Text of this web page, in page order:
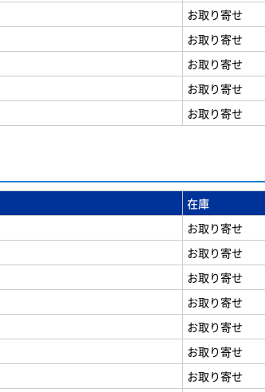
お取り寄せ
お取り寄せ
お取り寄せ
お取り寄せ
お取り寄せ
在庫
お取り寄せ
お取り寄せ
お取り寄せ
お取り寄せ
お取り寄せ
お取り寄せ
お取り寄せ